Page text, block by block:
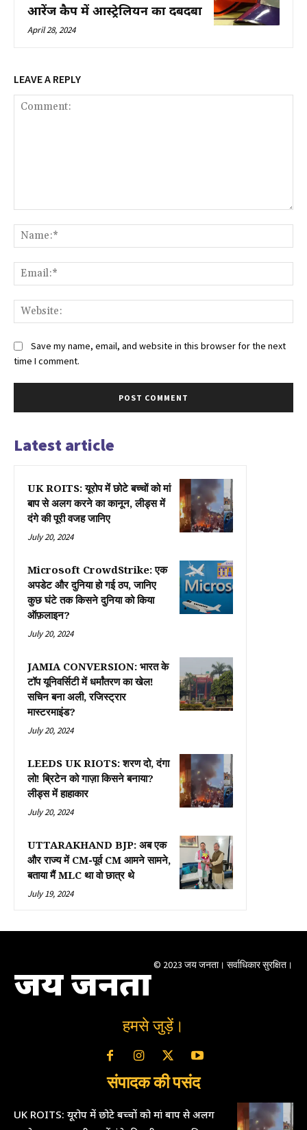
आरेंज कैप में आस्ट्रेलियन का दबदबा
April 28, 2024
LEAVE A REPLY
Save my name, email, and website in this browser for the next
time I comment.
Latest article
UK ROITS: यूरोप में छोटे बच्चों को मां
बाप से अलग करने का कानून, लीड्स में
दंगे की पूरी वजह जानिए
July 20, 2024
Microsoft CrowdStrike: एक
अपडेट और दुनिया हो गई ठप, जानिए
कुछ घंटे तक किसने दुनिया को किया
ऑफ़लाइन?
July 20, 2024
JAMIA CONVERSION: भारत के
टॉप यूनिवर्सिटी में धर्मांतरण का खेल!
सचिन बना अली, रजिस्ट्रार
मास्टरमाइंड?
July 20, 2024
LEEDS UK RIOTS: शरण दो, दंगा
लो! ब्रिटेन को गाज़ा किसने बनाया?
लीड्स में हाहाकार
July 20, 2024
UTTARAKHAND BJP: अब एक
और राज्य में CM-पूर्व CM आमने सामने,
बताया मैं MLC था वो छात्र थे
July 19, 2024
जय जनता © 2023 जय जनता। सर्वाधिकार सुरक्षित।
हमसे जुड़ें।
संपादक की पसंद
UK ROITS: यूरोप में छोटे बच्चों को मां बाप से अलग